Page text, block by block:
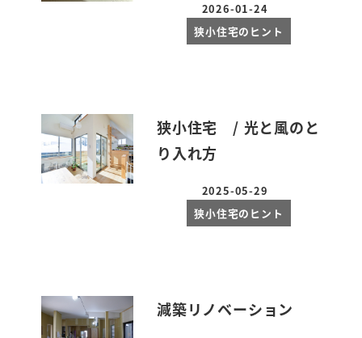
投稿日
2026-01-24
狭小住宅のヒント
狭小住宅 / 光と風のと
り入れ方
投稿日
2025-05-29
狭小住宅のヒント
減築リノベーション